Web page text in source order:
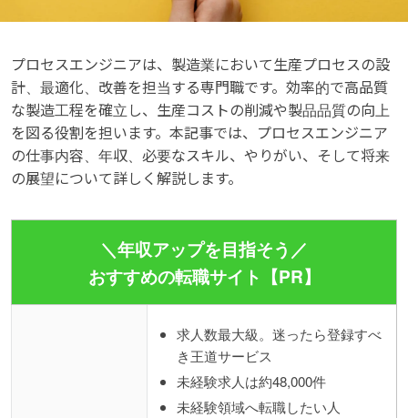
プロセスエンジニアは、製造業において生産プロセスの設
計、最適化、改善を担当する専門職です。効率的で高品質
な製造工程を確立し、生産コストの削減や製品品質の向上
を図る役割を担います。本記事では、プロセスエンジニア
の仕事内容、年収、必要なスキル、やりがい、そして将来
の展望について詳しく解説します。
＼年収アップを目指そう／
おすすめの転職サイト【PR】
求人数最大級。迷ったら登録すべ
き王道サービス
未経験求人は約48,000件
未経験領域へ転職したい人